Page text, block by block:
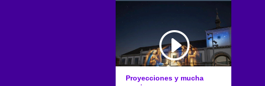
Proyecciones y mucha